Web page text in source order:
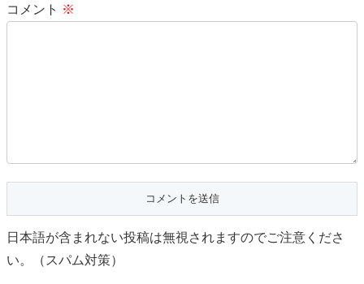
コメント ※
日本語が含まれない投稿は無視されますのでご注意くださ
い。（スパム対策）